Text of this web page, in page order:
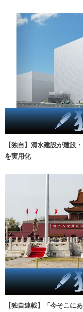
【独自】清水建設が建設
を実用化
【独自連載】「今そこに